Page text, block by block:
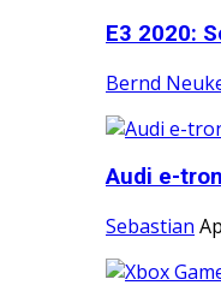
E3 2020:
Bernd
Audi e-
Sebastian